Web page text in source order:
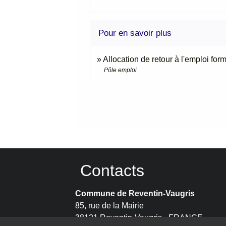
Pour en savoir plus
Allocation de retour à l'emploi
Pôle emploi
Contacts
Commune de Reventin-Vaugris
85, rue de la Mairie
38121 Reventin-Vaugris - FRANCE